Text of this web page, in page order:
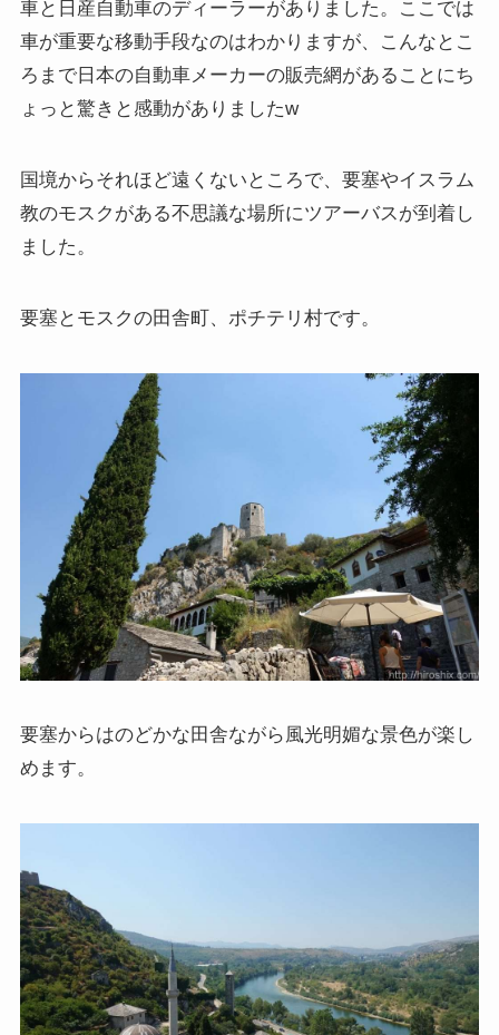
車と日産自動車のディーラーがありました。ここでは
車が重要な移動手段なのはわかりますが、こんなとこ
ろまで日本の自動車メーカーの販売網があることにち
ょっと驚きと感動がありましたw
国境からそれほど遠くないところで、要塞やイスラム
教のモスクがある不思議な場所にツアーバスが到着し
ました。
要塞とモスクの田舎町、ポチテリ村です。
要塞からはのどかな田舎ながら風光明媚な景色が楽し
めます。